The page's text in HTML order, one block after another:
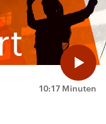
10:17 Minuten